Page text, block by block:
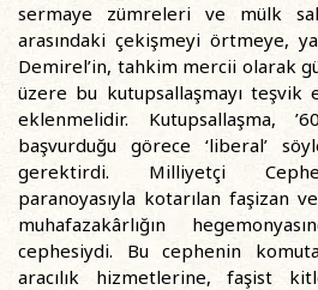
sermaye zümreleri ve mülk
arasındaki çekişmeyi örtmeye,
Demirel’in, tahkim mercii olarak
üzere bu kutupsallaşmayı teşvik
eklenmelidir. Kutupsallaşma,
başvurduğu görece ‘liberal’
gerektirdi. Milliyetçi
paranoyasıyla kotarılan faşizan
muhafazakârlığın
cephesiydi. Bu cephenin
aracılık hizmetlerine, faşist